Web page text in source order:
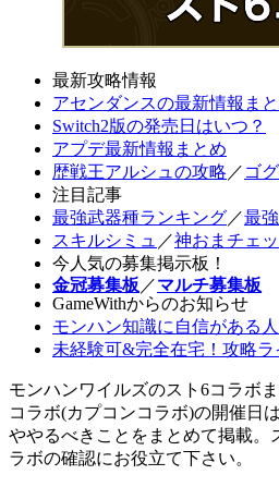
最新攻略情報
アセンダンスの最新情報ま
Switch2版の発売日はいつ？
アプデ最新情報まとめ
歴戦王アルシュの攻略 ／ ゴ
注目記事
最強武器種ランキング／最
スキルシミュ ／神おまチェ
今人気の募集掲示板！
金冠募集板 ／マルチ募集板
GameWithからのお知らせ
モンハン知識に自信がある
未経験可&完全在宅！攻略ラ
モンハンワイルズのスト6コラボ
コラボ(カプコンコラボ)の開催日
ややるべきことをまとめて掲載。
ラボの確認にお役立て下さい。